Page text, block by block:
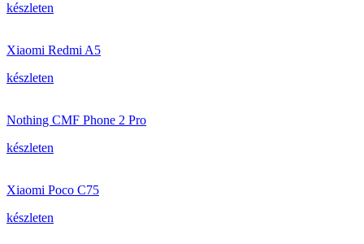
készleten
Xiaomi Redmi A5
készleten
Nothing CMF Phone 2 Pro
készleten
Xiaomi Poco C75
készleten